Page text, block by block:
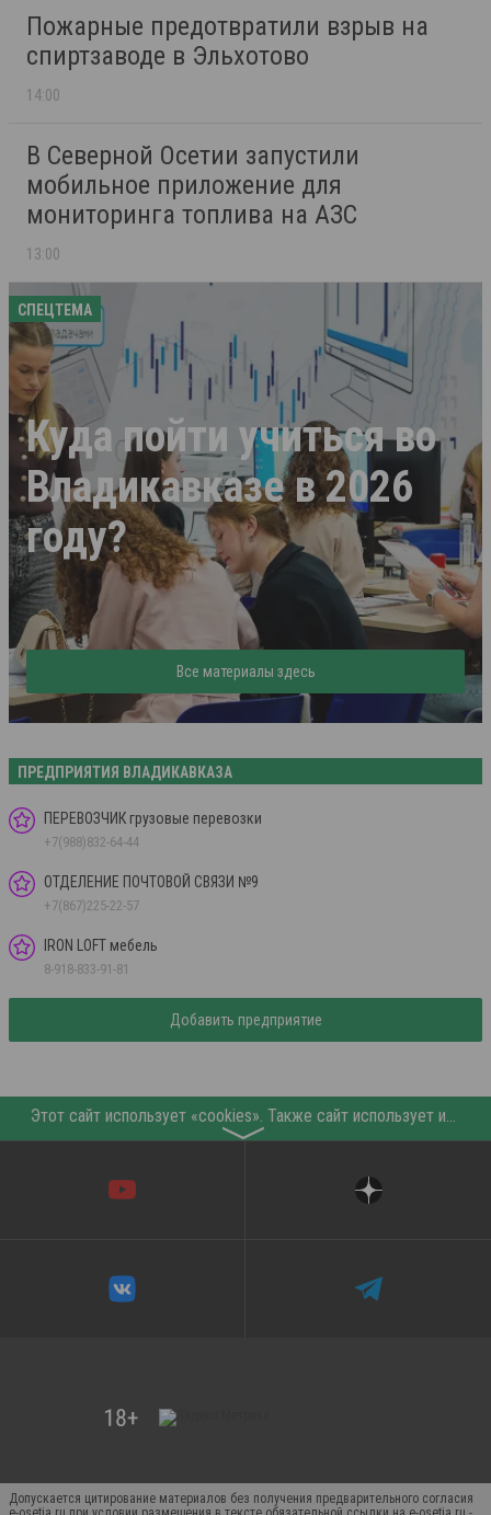
Пожарные предотвратили взрыв на
спиртзаводе в Эльхотово
14:00
В Северной Осетии запустили
мобильное приложение для
мониторинга топлива на АЗС
13:00
СПЕЦТЕМА
Куда пойти учиться во
Владикавказе в 2026
году?
Все материалы здесь
ПРЕДПРИЯТИЯ ВЛАДИКАВКАЗА
ПЕРЕВОЗЧИК грузовые перевозки
+7(988)832-64-44
ОТДЕЛЕНИЕ ПОЧТОВОЙ СВЯЗИ №9
+7(867)225-22-57
IRON LOFT мебель
8-918-833-91-81
Добавить предприятие
Этот сайт использует «cookies». Также сайт использует интернет-сервис для сбора технических данных касательно посетителей с целью получения маркетинговой и статистической информации. Условия обработки данных посетителей сайта см.
〉
Допускается цитирование материалов без получения предварительного согласия